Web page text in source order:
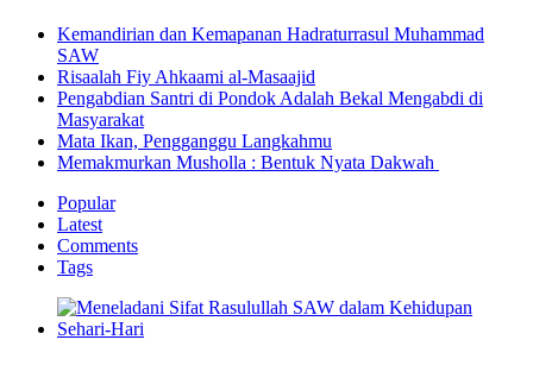
Kemandirian dan Kemapanan Hadraturrasul Muhammad
SAW
Risaalah Fiy Ahkaami al-Masaajid
Pengabdian Santri di Pondok Adalah Bekal Mengabdi di
Masyarakat
Mata Ikan, Pengganggu Langkahmu
Memakmurkan Musholla : Bentuk Nyata Dakwah
Popular
Latest
Comments
Tags